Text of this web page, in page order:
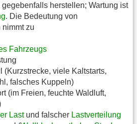
herstellen; Wartung ist
. Die Bedeutung von
zu
Fahrzeugs
(Kurzstrecke, viele Kaltstarts,
falsches Kuppeln)
(im Freien, feuchte Waldluft,
Lastund falscher Lastverteilung